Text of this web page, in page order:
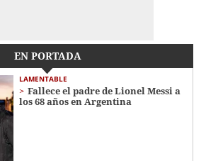
EN PORTADA
LAMENTABLE
Fallece el padre de Lionel Messi a
los 68 años en Argentina